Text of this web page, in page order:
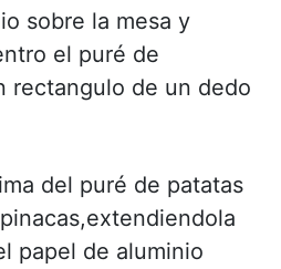
sobre la mesa y
el puré de
rectangulo de un dedo
del puré de patatas
papel de aluminio